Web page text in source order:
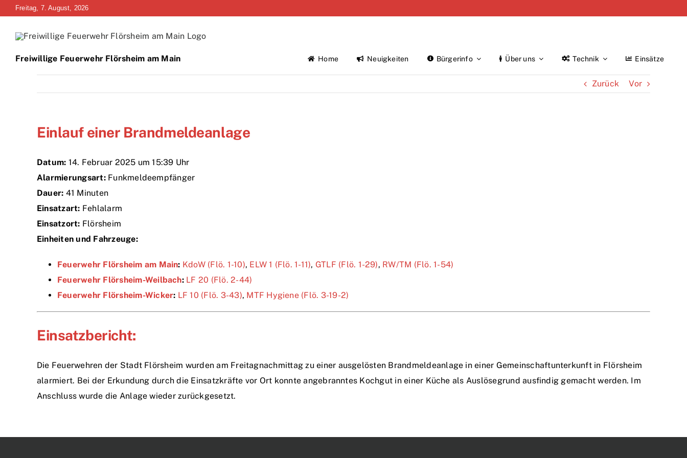
Zum
springen
Freitag, 7. August, 2026
Freiwillige Feuerwehr Flörsheim am Main Home Neuigkeiten Bürgerinfo Über uns Technik Einsätze
Zurück Vor
Einlauf einer Brandmeldeanlage
Datum: 14. Februar 2025 um 15:39 Uhr
Alarmierungsart:Funkmeldeempfänger
Dauer: 41 Minuten
Einsatzart: Fehlalarm
Einsatzort: Flörsheim
Einheiten und Fahrzeuge:
Feuerwehr Flörsheim am Main: KdoW (Flö. 1-10), ELW 1 (Flö. 1-11), GTLF (Flö. 1-29), RW/TM (Flö. 1-54)
Feuerwehr Flörsheim-Weilbach: LF 20 (Flö. 2-44)
Feuerwehr Flörsheim-Wicker: LF 10 (Flö. 3-43), MTF Hygiene (Flö. 3-19-2)
Einsatzbericht:
Die Feuerwehren der Stadt Flörsheim wurden am Freitagnachmittag zu einer ausgelösten Brandmeldeanlage in einer Gemeinschaftunterkunft in Flörsheim
alarmiert. Bei der Erkundung durch die Einsatzkräfte vor Ort konnte angebranntes Kochgut in einer Küche als Auslösegrund ausfindig gemacht werden. Im
Anschluss wurde die Anlage wieder zurückgesetzt.